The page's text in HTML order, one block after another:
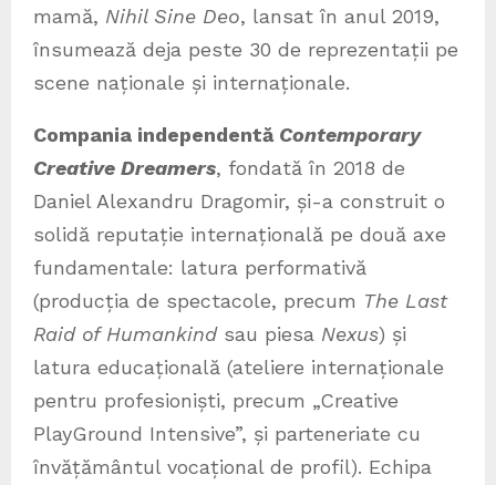
mamă, Nihil Sine Deo, lansat în anul 2019,
însumează deja peste 30 de reprezentații pe
scene naționale și internaționale.
Compania independentă Contemporary
Creative Dreamers, fondată în 2018 de
Daniel Alexandru Dragomir, și-a construit o
solidă reputație internațională pe două axe
fundamentale: latura performativă
(producția de spectacole, precum The Last
Raid of Humankindsau piesa Nexus) și
latura educațională (ateliere internaționale
pentru profesioniști, precum „Creative
PlayGround Intensive”, și parteneriate cu
învățământul vocațional de profil). Echipa